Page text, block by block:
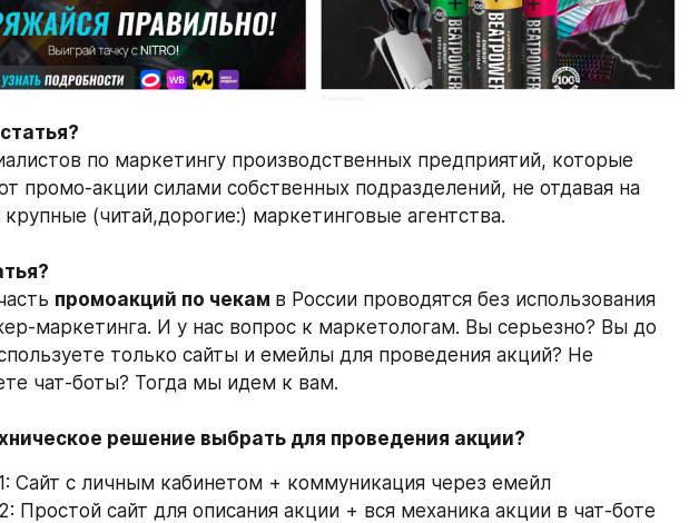
по маркетингу производственных предприятий, которые
промо-акции силами собственных подразделений, не отдавая на
крупные (читай,дорогие:) маркетинговые агентства.
промоакций по чекам в России проводятся без использования
маркетинга. И у нас вопрос к маркетологам. Вы серьезно? Вы до
только сайты и емейлы для проведения акций? Не
чат-боты? Тогда мы идем к вам.
решение выбрать для проведения акции?
Сайт с личным кабинетом + коммуникация через емейл
Простой сайт для описания акции + вся механика акции в чат-боте